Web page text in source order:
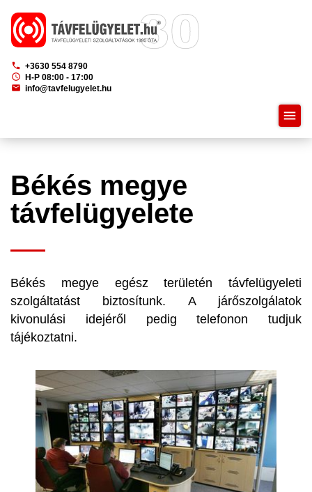
phone +3630 554 8790
schedule
H-P 08:00 - 17:00
mail info@tavfelugyelet.hu
menu
Békés megye
távfelügyelete
Békés megye egész területén távfelügyeleti
szolgáltatást biztosítunk. A járőszolgálatok
kivonulási idejéről pedig telefonon tudjuk
tájékoztatni.